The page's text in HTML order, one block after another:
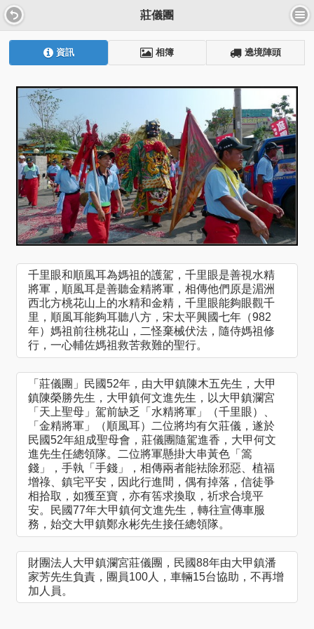
莊儀團
資訊 相簿 遶境陣頭
千里眼和順風耳為媽祖的護駕，千里眼是善視水精
將軍，順風耳是善聽金精將軍，相傳他們原是湄洲
西北方桃花山上的水精和金精，千里眼能夠眼觀千
里，順風耳能夠耳聽八方，宋太平興國七年（982
年）媽祖前往桃花山，二怪棄械伏法，隨侍媽祖修
行，一心輔佐媽祖救苦救難的聖行。
「莊儀團」民國52年，由大甲鎮陳木五先生，大甲
鎮陳榮勝先生，大甲鎮何文進先生，以大甲鎮瀾宮
「天上聖母」駕前缺乏「水精將軍」（千里眼）、
「金精將軍」（順風耳）二位將均有欠莊儀，遂於
民國52年組成聖母會，莊儀團隨駕進香，大甲何文
進先生任總領隊。二位將軍懸掛大串黃色「篙
錢」，手執「手錢」，相傳兩者能袪除邪惡、植福
增祿、鎮宅平安，因此行進間，偶有掉落，信徒爭
相拾取，如獲至寶，亦有筶求換取，祈求合境平
安。民國77年大甲鎮何文進先生，轉往宣傳車服
務，始交大甲鎮鄭永彬先生接任總領隊。
財團法人大甲鎮瀾宮莊儀團，民國88年由大甲鎮潘
家芳先生負責，團員100人，車輛15台協助，不再增
加人員。